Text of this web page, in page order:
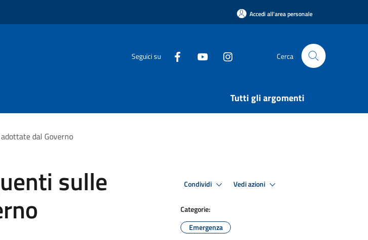
Accedi all'area personale
Seguici su Cerca
Tutti gli argomenti
dal Governo
sulle Condividi Vedi azioni
Categorie:
Emergenza